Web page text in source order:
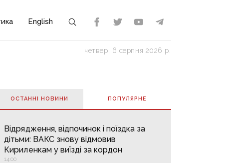
English
четвер, 6 серпня 2026 р.
ОСТАННІ НОВИНИ ПОПУЛЯРНE
Відрядження, відпочинок і поїздка за
дітьми: ВАКС знову відмовив
Кириленкам у виїзді за кордон
14:00